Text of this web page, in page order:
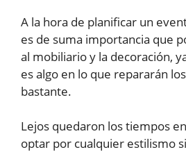
A la hora de planificar un
es de suma importancia que
al mobiliario y la decoración,
es algo en lo que repararán
bastante.
Lejos quedaron los tiempos
optar por cualquier estilismo